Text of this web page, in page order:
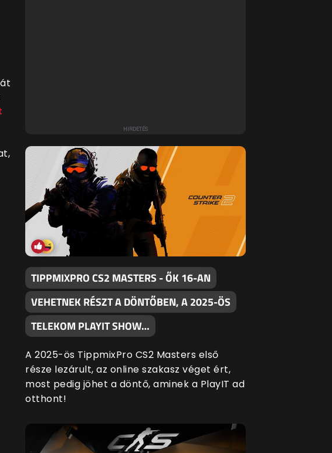
TIPPMIXPRO CS2 MASTERS - ŐK 16-AN
VEHETNEK RÉSZT A DÖNTŐBEN, A 2025-ÖS
TELEKOM PLAYIT SHOW…
A 2025-ös TippmixPro CS2 Masters első
része lezárult, az online szakasz véget ért,
most pedig jöhet a döntő, aminek a PlayIT ad
otthont!